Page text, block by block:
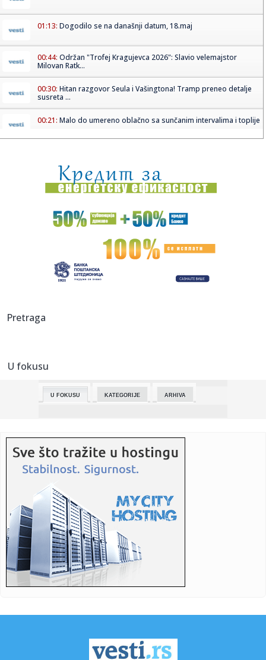
01:13: Dogodilo se na današnji datum, 18.maj
00:44: Održan "Trofej Kragujevca 2026": Slavio velemajstor
Milovan Ratk...
00:30: Hitan razgovor Seula i Vašingtona! Tramp preneo detalje
susreta ...
00:21: Malo do umereno oblačno sa sunčanim intervalima i toplije
00:15:Pagani Zonda Cervino
00:11:Ovako bi trebalo da izgleda nova Škoda Karoq
Stado krava napalo bračni par u Austriji, žena podlegla
23:52:ŠTULIĆ NAPRAVIO HAOS NA APENINIMA: Gol Srbina
žrtav...
23:46:
23:39: Amerikanci vratili u proizvodnju V8 motor s 1000 KS
23:22:PARTIZAN U PROBLEMU: Dvojica otpala pred derbi sa
Zvezdom!
23:16:Vučić u Bakuu otvorio vrata novim milijardama! Mali:
Predstavil...
23:12:Studenti pozivaju na protest u ponedeljak ispred
Filozofskog faku...
23:00:Skandal trese Mađarsku! Optužbe za zlato, mermer i luksuz
u vrh...
I Kecmanović osvojio Čelendžer! Sledi skok na ATP listi
Pretraga
U fokusu
U FOKUSU KATEGORIJE ARHIVA